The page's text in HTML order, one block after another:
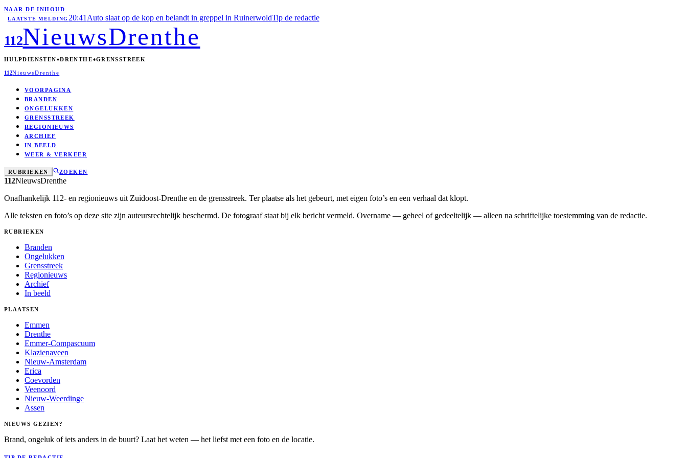
NAAR DE INHOUD
LAATSTE MELDING 20:41 Auto slaat op de kop en belandt in greppel in RuinerwoldTip de redactie
112NieuwsDrenthe
HULPDIENSTEN DRENTHE GRENSSTREEK
112NieuwsDrenthe
VOORPAGINA
BRANDEN
ONGELUKKEN
GRENSSTREEK
REGIONIEUWS
ARCHIEF
IN BEELD
WEER & VERKEER
RUBRIEKEN ZOEKEN
112NieuwsDrenthe
Onafhankelijk 112- en regionieuws uit Zuidoost-Drenthe en de grensstreek. Ter plaatse als het gebeurt, met eigen foto’s en een verhaal dat klopt.
Alle teksten en foto’s op deze site zijn auteursrechtelijk beschermd. De fotograaf staat bij elk bericht vermeld. Overname — geheel of gedeeltelijk — alleen na schriftelijke toestemming van de redactie.
RUBRIEKEN
Branden
Ongelukken
Grensstreek
Regionieuws
Archief
In beeld
PLAATSEN
Emmen
Drenthe
Emmer-Compascuum
Klazienaveen
Nieuw-Amsterdam
Erica
Coevorden
Veenoord
Nieuw-Weerdinge
Assen
NIEUWS GEZIEN?
Brand, ongeluk of iets anders in de buurt? Laat het weten — het liefst met een foto en de locatie.